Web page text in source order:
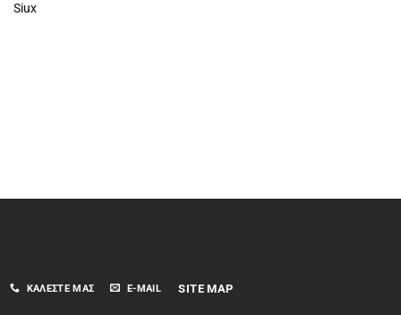
Siux
ΚΑΛΈΣΤΕ ΜΑΣ E-MAIL SITE MAP